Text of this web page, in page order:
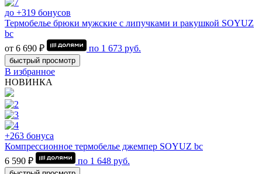
до +319 бонусов
Термобелье брюки мужские с липучками и ракушкой SOYUZ
bc
от 6 690 ₽
по 1 673 руб.
быстрый просмотр
В избранное
НОВИНКА
+263 бонуса
Компрессионное термобелье джемпер SOYUZ bc
6 590 ₽
по 1 648 руб.